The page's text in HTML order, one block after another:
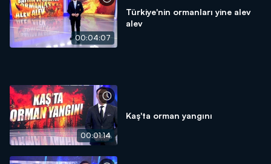
00:04:07
Türkiye'nin ormanları yine alev
alev
00:01:14
Kaş'ta orman yangını